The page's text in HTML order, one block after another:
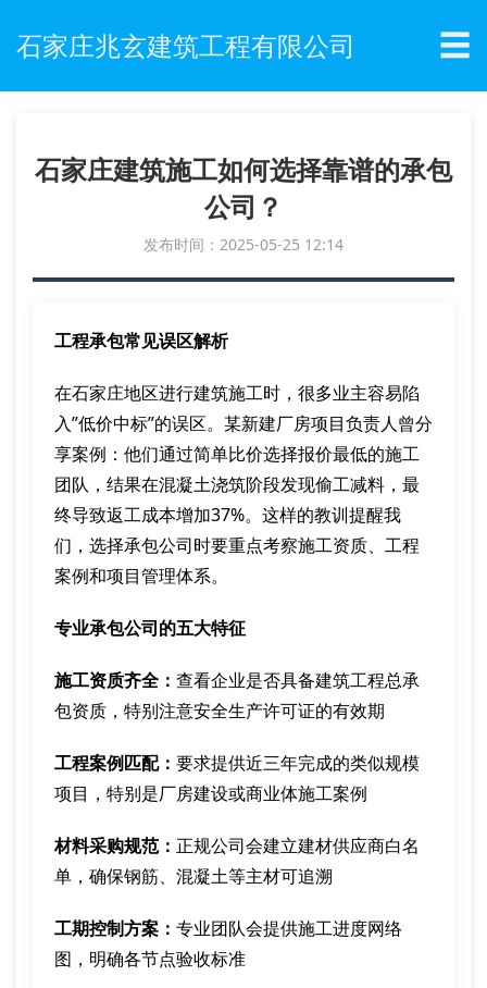
石家庄兆玄建筑工程有限公司 ☰
石家庄建筑施工如何选择靠谱的承包
公司？
发布时间：2025-05-25 12:14
工程承包常见误区解析
在石家庄地区进行建筑施工时，很多业主容易陷
入”低价中标”的误区。某新建厂房项目负责人曾分
享案例：他们通过简单比价选择报价最低的施工
团队，结果在混凝土浇筑阶段发现偷工减料，最
终导致返工成本增加37%。这样的教训提醒我
们，选择承包公司时要重点考察施工资质、工程
案例和项目管理体系。
专业承包公司的五大特征
施工资质齐全： 查看企业是否具备建筑工程总承
包资质，特别注意安全生产许可证的有效期
工程案例匹配： 要求提供近三年完成的类似规模
项目，特别是厂房建设或商业体施工案例
材料采购规范： 正规公司会建立建材供应商白名
单，确保钢筋、混凝土等主材可追溯
工期控制方案： 专业团队会提供施工进度网络
图，明确各节点验收标准